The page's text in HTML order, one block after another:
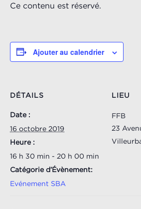
Ce contenu est réservé.
Ajouter au calendrier
DÉTAILS
Date :
16 octobre 2019
Heure :
16 h 30 min - 20 h 00 min
Catégorie d’Évènement:
Evénement SBA
LIEU
FFB
23